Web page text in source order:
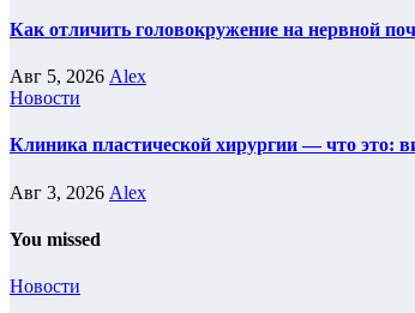
Как отличить головокружение на нервной
Авг 5, 2026 Alex
Новости
Клиника пластической хирургии — что это:
Авг 3, 2026 Alex
You missed
Новости